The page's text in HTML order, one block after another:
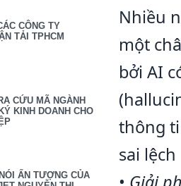
CÔNG TY
TẢI TPHCM
CỨU MÃ NGÀNH
KINH DOANH CHO
ẤN TƯỢNG CỦA
Nhiều
một
bởi AI
thông
sai